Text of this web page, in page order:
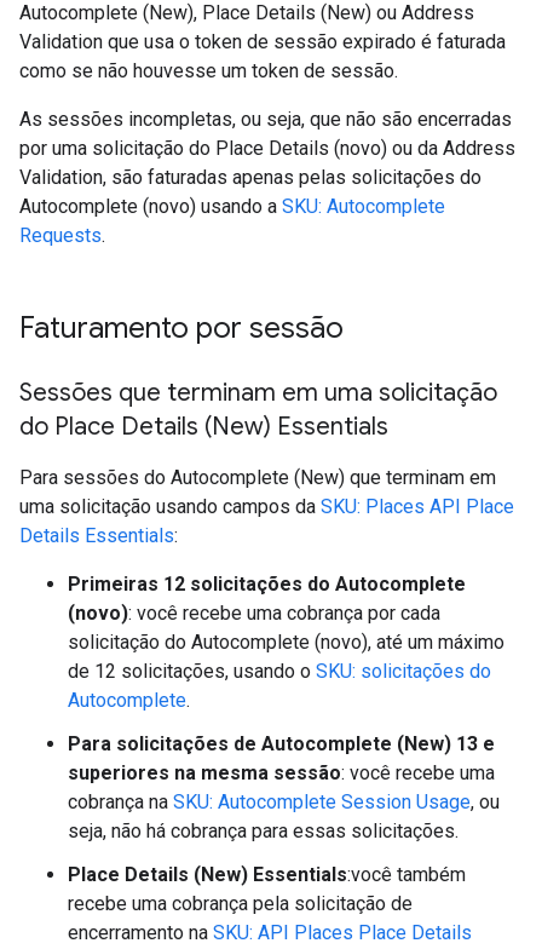
Autocomplete (New), Place Details (New) ou Address
Validation que usa o token de sessão expirado é faturada
como se não houvesse um token de sessão.
As sessões incompletas, ou seja, que não são encerradas
por uma solicitação do Place Details (novo) ou da Address
Validation, são faturadas apenas pelas solicitações do
Autocomplete (novo) usando a SKU: Autocomplete
Requests.
Faturamento por sessão
Sessões que terminam em uma solicitação
do Place Details (New) Essentials
Para sessões do Autocomplete (New) que terminam em
uma solicitação usando campos da SKU: Places API Place
Details Essentials:
Primeiras 12 solicitações do Autocomplete
(novo): você recebe uma cobrança por cada
solicitação do Autocomplete (novo), até um máximo
de 12 solicitações, usando o SKU: solicitações do
Autocomplete.
Para solicitações de Autocomplete (New) 13 e
superiores na mesma sessão: você recebe uma
cobrança na SKU: Autocomplete Session Usage, ou
seja, não há cobrança para essas solicitações.
Place Details (New) Essentials:você também
recebe uma cobrança pela solicitação de
encerramento na SKU: API Places Place Details